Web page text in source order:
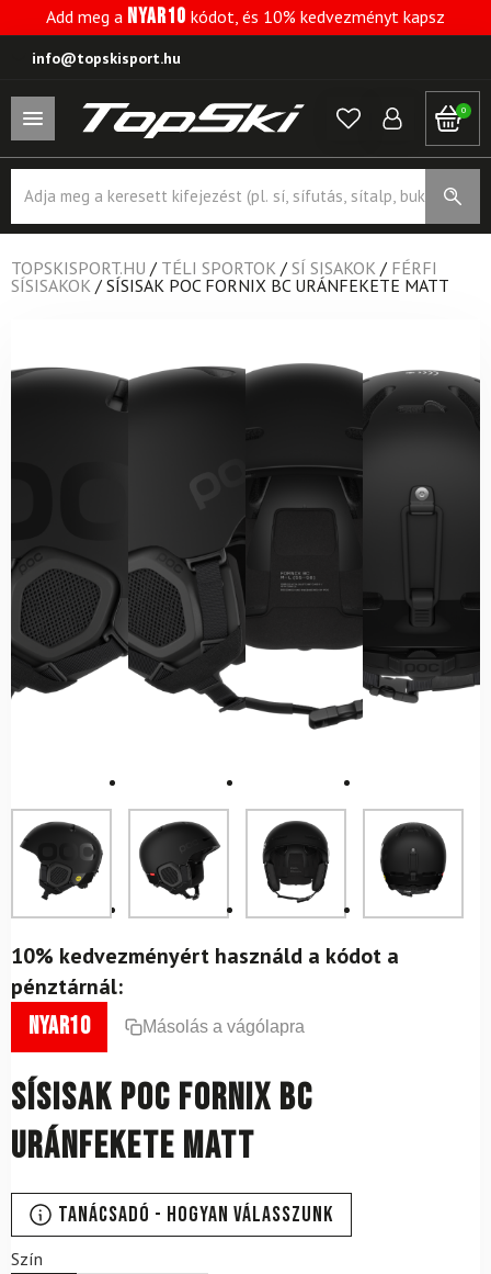
Add meg a NYAR10 kódot, és 10% kedvezményt kapsz
info@topskisport.hu
0
search
TOPSKISPORT.HU / TÉLI SPORTOK / SÍ SISAKOK / FÉRFI
SÍSISAKOK / SÍSISAK POC FORNIX BC URÁNFEKETE MATT
10% kedvezményért használd a kódot a
pénztárnál:
nyar10 Másolás a vágólapra
Sísisak POC Fornix BC
Uránfekete Matt
Tanácsadó - Hogyan válasszunk
Szín